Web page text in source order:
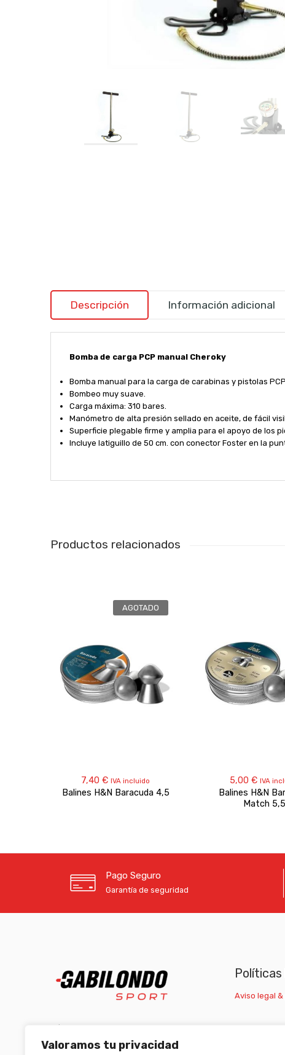
Valoramos tu privacidad
Descripción Información adicional
Bomba de carga PCP manual Cheroky
Bomba manual para la carga de carabinas y pistolas PCP.
Bombeo muy suave.
Carga máxima: 310 bares.
Manómetro de alta presión sellado en aceite, de fácil
Superficie plegable firme y amplia para el apoyo de los
Incluye latiguillo de 50 cm. con conector Foster en la
Productos relacionados
AGOTADO
7,40 € IVA incluido
Balines H&N Baracuda 4,5
5,00 € IVA
Balines H&N
Match 5,5
Pago Seguro
Garantía de seguridad
(+34) 963 511 653 /(+34) 633 472 653
Políticas
Aviso legal